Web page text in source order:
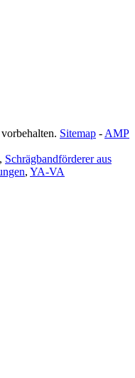
Sitemap - AMP
, Schrägbandförderer aus
, YA-VA